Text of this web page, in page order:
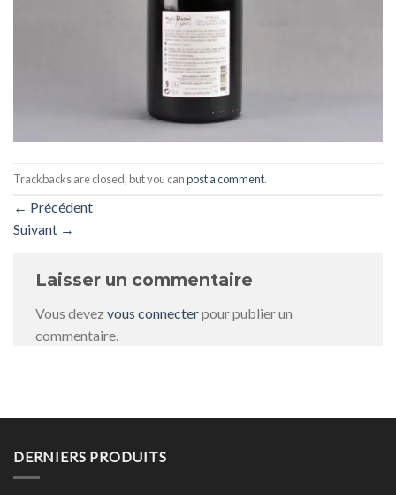
Trackbacks are closed, but you canpost a comment.
← Précédent
Suivant →
Laisser un commentaire
Vous devez vous connecterpour publier un
commentaire.
DERNIERS PRODUITS